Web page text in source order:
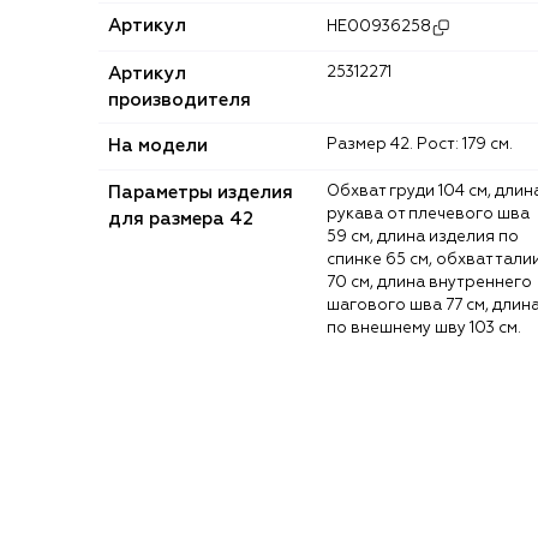
Артикул HE00936258
Артикул
производителя
25312271
На модели Размер 42. Рост: 179 см.
Параметры изделия
для размера 42
Обхват груди 104 см, длина
рукава от плечевого шва
59 см, длина изделия по
спинке 65 см, обхват
70 см, длина внутреннего
шагового шва 77 см,
по внешнему шву 103 см.